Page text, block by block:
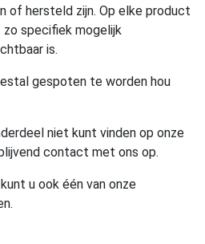
of hersteld zijn. Op elke product
specifiek mogelijk
is.
gespoten te worden hou
niet kunt vinden op onze
contact met ons op.
u ook één van onze